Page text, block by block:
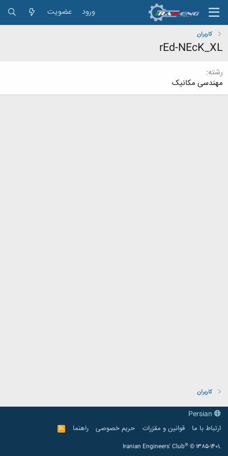
ورود عضویت
کاربران
rEd-NEcK_XL
رشته
مهندسی مکانیک
کاربران
ارتباط با ما
قوانین و مقرّرات حریم خصوصی راهنما
R
S
Iranian Engineers' Club® © 1385-1401.